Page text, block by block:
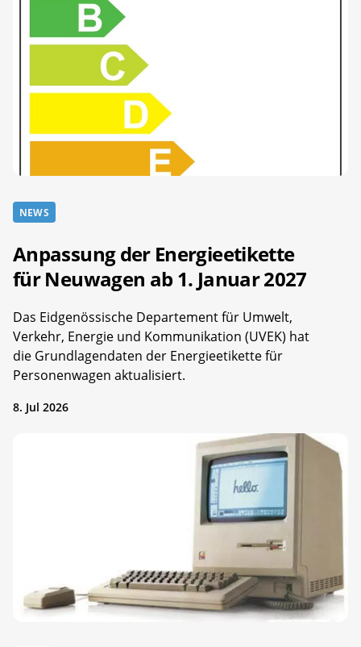
NEWS
Anpassung der Energieetikette
für Neuwagen ab 1. Januar 2027
Das Eidgenössische Departement für Umwelt,
Verkehr, Energie und Kommunikation (UVEK) hat
die Grundlagendaten der Energieetikette für
Personenwagen aktualisiert.
8. Jul 2026